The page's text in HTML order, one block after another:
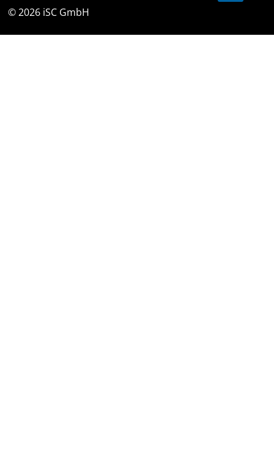
© 2026 iSC GmbH